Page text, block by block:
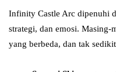
Infinity Castle Arc dipenuhi
strategi, dan emosi. Masing-
yang berbeda, dan tak